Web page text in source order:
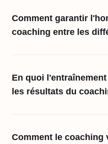
Comment garantir
coaching entre les
En quoi
les résultats du
Comment le coaching